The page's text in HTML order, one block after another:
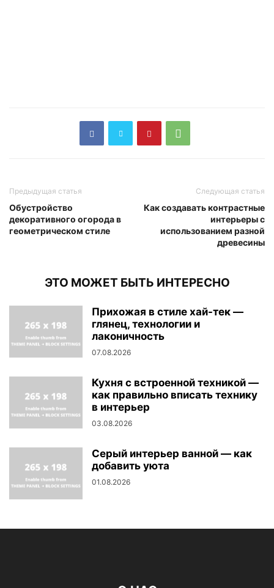
Предыдущая статья
Обустройство
декоративного огорода в
геометрическом стиле
Следующая статья
Как создавать контрастные
интерьеры с
использованием разной
древесины
ЭТО МОЖЕТ БЫТЬ ИНТЕРЕСНО
Прихожая в стиле хай-тек —
глянец, технологии и
лаконичность
07.08.2026
Кухня с встроенной техникой —
как правильно вписать технику
в интерьер
03.08.2026
Серый интерьер ванной — как
добавить уюта
01.08.2026